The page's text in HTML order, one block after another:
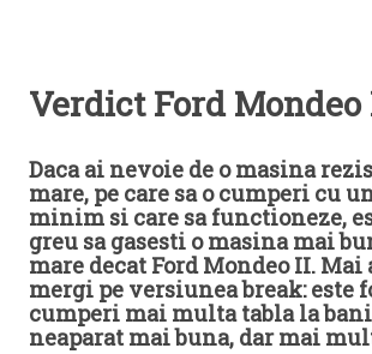
Verdict Ford Mondeo
Daca ai nevoie de o masina
mare, pe care sa o cumperi cu
minim si care sa functioneze,
greu sa gasesti o masina mai
mare decat Ford Mondeo II. Mai
mergi pe versiunea break: este
cumperi mai multa tabla la
neaparat mai buna, dar mai